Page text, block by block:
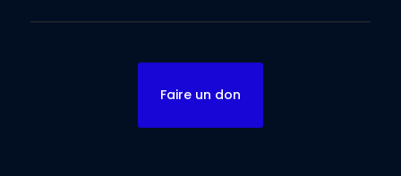
Faire un don